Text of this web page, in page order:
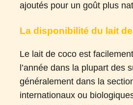
ajoutés pour un goût plus
La disponibilité du lait
Le lait de coco est
l’année dans la plupart des
généralement dans la
internationaux ou